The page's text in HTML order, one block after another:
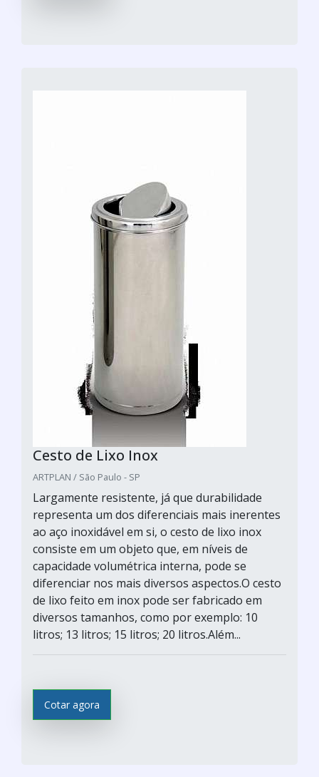
Cesto de Lixo Inox
ARTPLAN / São Paulo - SP
Largamente resistente, já que durabilidade
representa um dos diferenciais mais inerentes
ao aço inoxidável em si, o cesto de lixo inox
consiste em um objeto que, em níveis de
capacidade volumétrica interna, pode se
diferenciar nos mais diversos aspectos.O cesto
de lixo feito em inox pode ser fabricado em
diversos tamanhos, como por exemplo: 10
litros; 13 litros; 15 litros; 20 litros.Além...
Cotar agora